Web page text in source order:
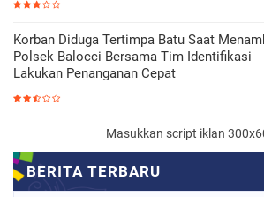
Korban Diduga Tertimpa Batu Saat
Polsek Balocci Bersama Tim Identifikasi
Lakukan Penanganan Cepat
Masukkan script iklan